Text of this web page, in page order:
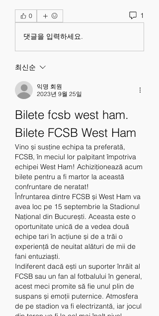
0 1
댓글을 입력하세요.
최신순
익명 회원
2023년 9월 25일
Bilete fcsb west ham.
Bilete FCSB West Ham
Vino și susține echipa ta preferată,
FCSB, în meciul lor palpitant împotriva
echipei West Ham! Achiziționează acum
bilete pentru a fi martor la această
confruntare de neratat!
Înfruntarea dintre FCSB și West Ham va
avea loc pe 15 septembrie la Stadionul
Național din București. Aceasta este o
oportunitate unică de a vedea două
echipe tari în acțiune și de a trăi o
experiență de neuitat alături de mii de
fani entuziaști.
Indiferent dacă ești un suporter înrăit al
FCSB sau un fan al fotbalului în general,
acest meci promite să fie unul plin de
suspans și emoții puternice. Atmosfera
de pe stadion va fi electrizantă, iar jocul